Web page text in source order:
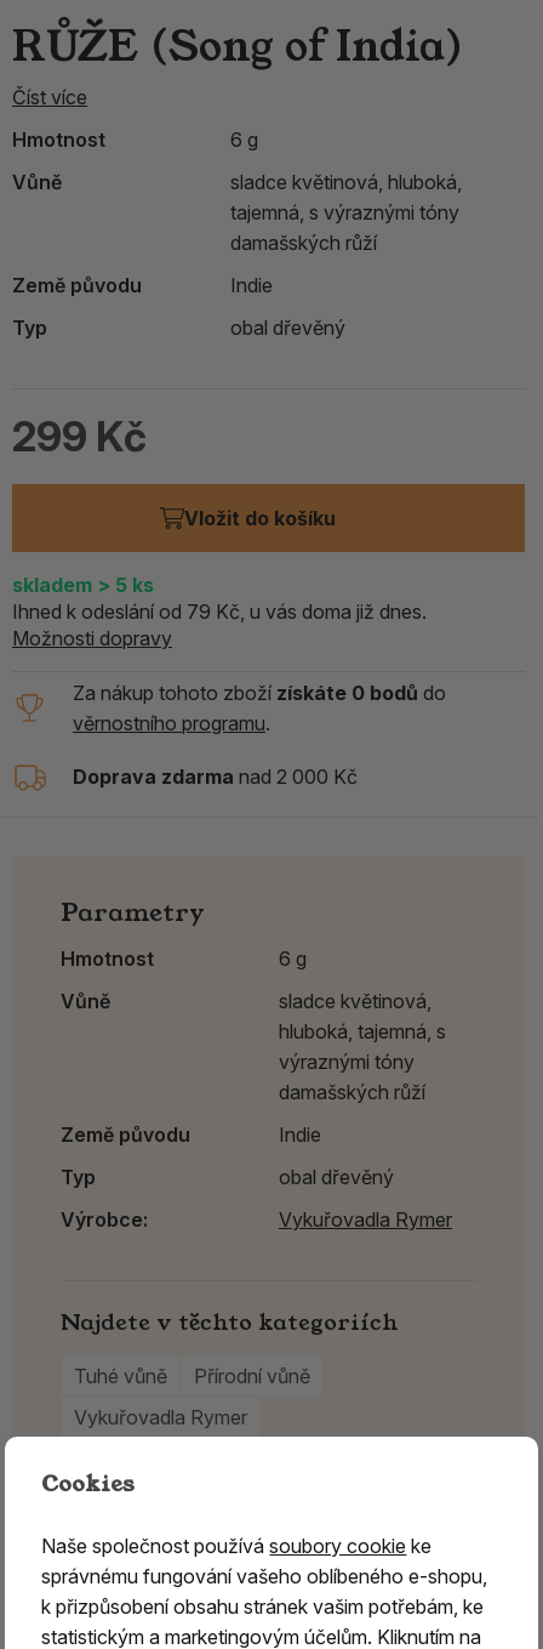
RŮŽE (Song of India)
Číst více
Hmotnost
6 g
Vůně
sladce květinová, hluboká,
tajemná, s výraznými tóny
damašských růží
Země původu
Indie
Typ
obal dřevěný
299 Kč
Vložit do košíku
skladem > 5 ks
Ihned k odeslání od 79 Kč, u vás doma již dnes.
Možnosti dopravy
Za nákup tohoto zboží získáte 0 bodů do
věrnostního programu.
Doprava zdarma nad 2 000 Kč
Parametry
Hmotnost
6 g
Vůně
sladce květinová,
hluboká, tajemná, s
výraznými tóny
damašských růží
Země původu
Indie
Typ
obal dřevěný
Výrobce:
Vykuřovadla Rymer
Najdete v těchto kategoriích
Tuhé vůně
Přírodní vůně
Vykuřovadla Rymer
Cookies
Naše společnost používásoubory cookie ke
správnému fungování vašeho oblíbeného e-shopu,
k přizpůsobení obsahu stránek vašim potřebám, ke
statistickým a marketingovým účelům. Kliknutím na